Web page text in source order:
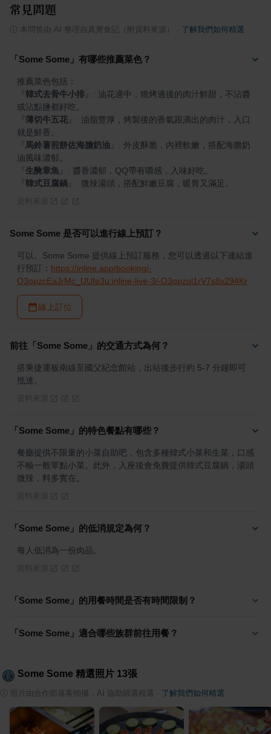
常見問題
本問答由 AI 整理自真實食記（附資料來源） 了解我們如何精選
「Some Some」有哪些推薦菜色？
韓式去骨牛小排
: 油花適中，燒烤過後的肉汁鮮甜，不沾醬
薄切牛五花
: 油脂豐厚，烤製後的香氣跟滴出的肉汁，入口
馬鈴薯煎餅佐海膽奶油
: 外皮酥脆，內裡軟嫩，搭配海膽奶
生醃章魚
韓式豆腐鍋 : 微辣湯頭，搭配鮮嫩豆腐，暖胃又滿足。
Some Some 是否可以進行線上預訂？
可以。Some Some 提供線上預訂服務，您可以透過以下連結進
行預訂： https://inline.app/booking/-
O3opzcEaJrMc_UUfe3u:inline-live-3/-O3opzol1rV7s8x294Kr
線上訂位
前往「Some Some」的交通方式為何？
搭乘捷運板南線至國父紀念館站，出站後步行約 5-7 分鐘即可
抵達。
「Some Some」的特色餐點有哪些？
餐廳提供不限量的小菜自助吧，包含多種韓式小菜和生菜，口感
不輸一般單點小菜。此外，入座後會免費提供韓式豆腐鍋，湯頭
微辣，料多實在。
「Some Some」的低消規定為何？
每人低消為一份肉品。
「Some Some」的用餐時間是否有時間限制？
「Some Some」適合哪些族群前往用餐？
Some Some 精選照片 13張
照片由合作部落客拍攝，AI 協助篩選精選 了解我們如何精選